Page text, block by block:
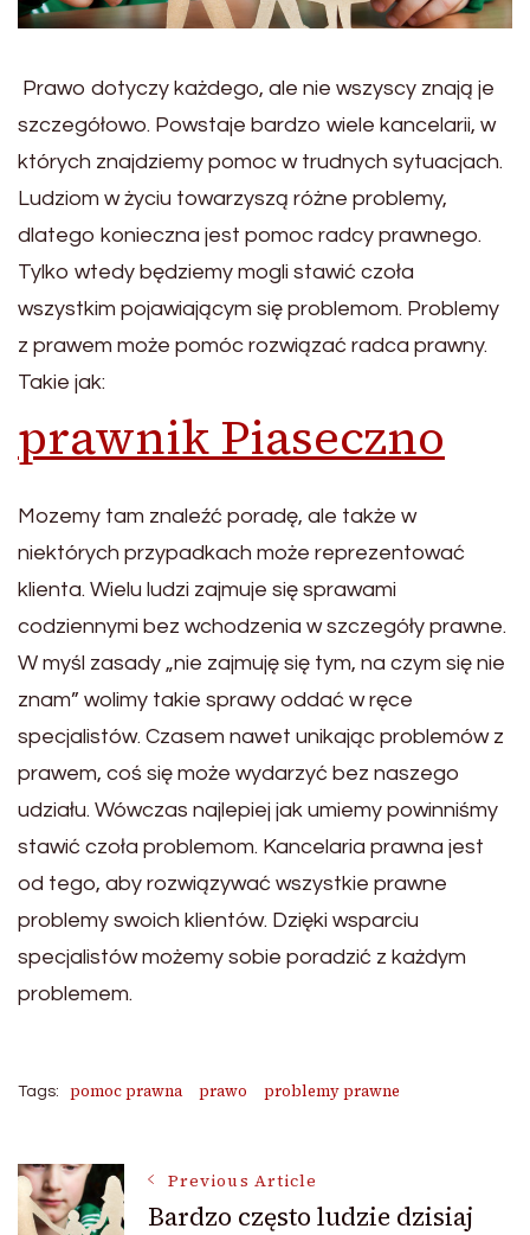
Prawo dotyczy każdego, ale nie wszyscy znają je
szczegółowo. Powstaje bardzo wiele kancelarii, w
których znajdziemy pomoc w trudnych sytuacjach.
Ludziom w życiu towarzyszą różne problemy,
dlatego konieczna jest pomoc radcy prawnego.
Tylko wtedy będziemy mogli stawić czoła
wszystkim pojawiającym się problemom. Problemy
z prawem może pomóc rozwiązać radca prawny.
Takie jak:
prawnik Piaseczno
Mozemy tam znaleźć poradę, ale także w
niektórych przypadkach może reprezentować
klienta. Wielu ludzi zajmuje się sprawami
codziennymi bez wchodzenia w szczegóły prawne.
W myśl zasady „nie zajmuję się tym, na czym się nie
znam” wolimy takie sprawy oddać w ręce
specjalistów. Czasem nawet unikając problemów z
prawem, coś się może wydarzyć bez naszego
udziału. Wówczas najlepiej jak umiemy powinniśmy
stawić czoła problemom. Kancelaria prawna jest
od tego, aby rozwiązywać wszystkie prawne
problemy swoich klientów. Dzięki wsparciu
specjalistów możemy sobie poradzić z każdym
problemem.
Tags: pomoc prawna prawo problemy prawne
Post
Previous Article
Bardzo często ludzie dzisiaj